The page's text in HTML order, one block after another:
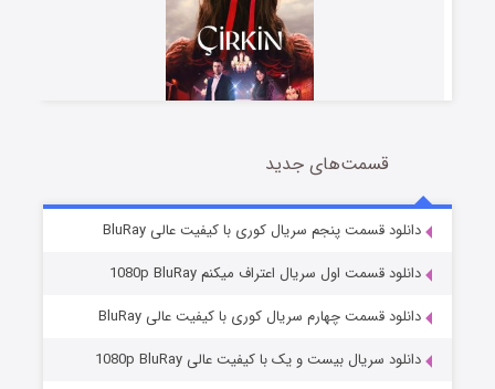
سریال زشت
قسمت2 (زیرنویس) منتشر شد
قسمت‌های جدید
دانلود قسمت پنجم سریال کوری با کیفیت عالی BluRay
دانلود قسمت اول سریال اعتراف میکنم 1080p BluRay
دانلود قسمت چهارم سریال کوری با کیفیت عالی BluRay
دانلود سریال بیست و یک با کیفیت عالی 1080p BluRay